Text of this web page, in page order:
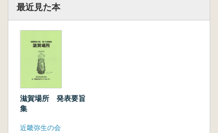
最近見た本
滋賀場所 発表要旨
集
近畿弥生の会